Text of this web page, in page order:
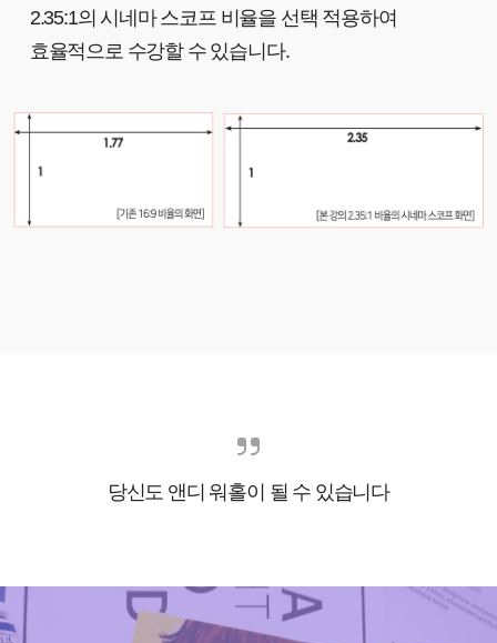
2.35:1의 시네마 스코프 비율을 선택 적용하여
효율적으로 수강할 수 있습니다.
당신도 앤디 워홀이 될 수 있습니다